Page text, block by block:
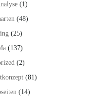
(1)
(48)
(25)
(137)
(2)
(81)
(14)